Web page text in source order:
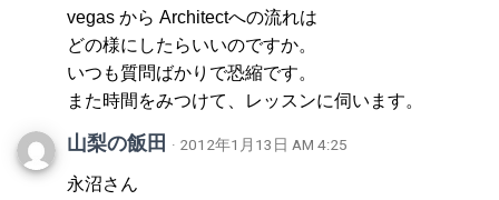
vegas から Architectへの流れは
どの様にしたらいいのですか。
いつも質問ばかりで恐縮です。
また時間をみつけて、レッスンに伺います。
山梨の飯田 · 2012年1月13日 AM 4:25
永沼さん